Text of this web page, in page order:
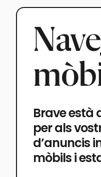
Brave està
per als
d’anuncis
mòbils i